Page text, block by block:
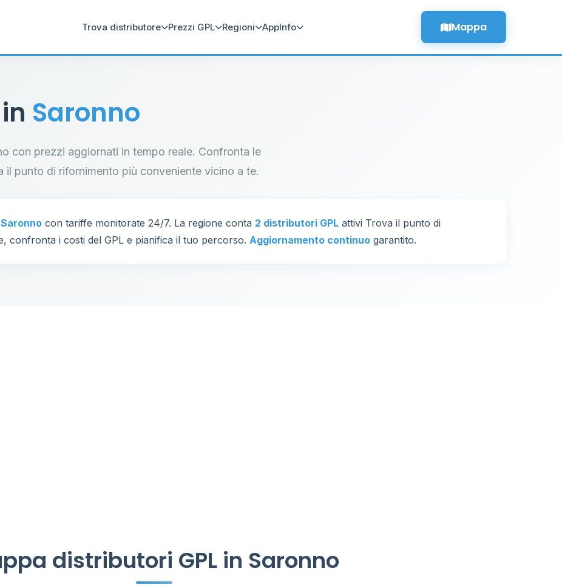
Trova distributore Prezzi GPL Regioni AppInfo Mappa
Saronno
con prezzi aggiornati in tempo reale. Confronta le
punto di rifornimento più conveniente vicino a te.
Saronno con tariffe monitorate 24/7. La regione conta 2 distributori GPL attivi Trova il punto di
confronta i costi del GPL e pianifica il tuo percorso. Aggiornamento continuo garantito.
distributori GPL in Saronno